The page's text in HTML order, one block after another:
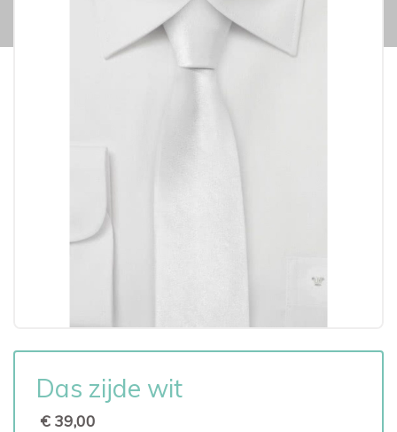
Das zijde wit
€ 39,00